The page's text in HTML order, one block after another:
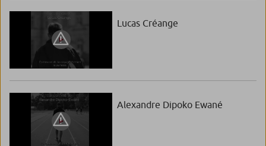
Lucas Créange
Alexandre Dipoko Ewané